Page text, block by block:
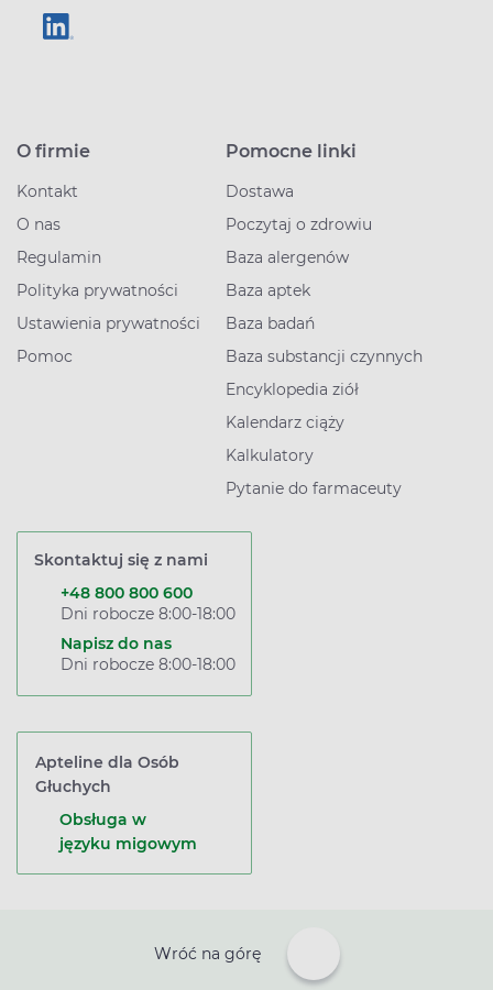
O firmie
Kontakt
O nas
Regulamin
Polityka prywatności
Ustawienia prywatności
Pomoc
Pomocne linki
Dostawa
Poczytaj o zdrowiu
Baza alergenów
Baza aptek
Baza badań
Baza substancji czynnych
Encyklopedia ziół
Kalendarz ciąży
Kalkulatory
Pytanie do farmaceuty
Skontaktuj się z nami
+48 800 800 600
Dni robocze 8:00-18:00
Napisz do nas
Dni robocze 8:00-18:00
Apteline dla Osób
Głuchych
Obsługa w
języku migowym
Wróć na górę